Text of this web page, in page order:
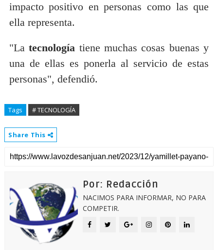
impacto positivo en personas como las que
ella representa.
"Latecnología tiene muchas cosas buenas y
una de ellas es ponerla al servicio de estas
personas", defendió.
Tags # TECNOLOGÍA
Share This
Por: Redacción
NACIMOS PARA INFORMAR, NO PARA
COMPETIR.